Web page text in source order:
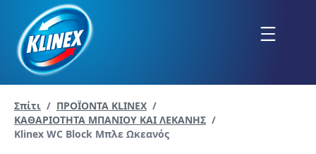
Μετάβαση
περιεχόμενο
Σπίτι / ΠΡΟΪΟΝΤΑ KLINEX /
ΚΑΘΑΡIOΤΗΤΑ ΜΠAΝΙΟΥ ΚΑΙ ΛΕΚAΝΗΣ /
Current page:
Klinex WC Block Μπλε Ωκεανός